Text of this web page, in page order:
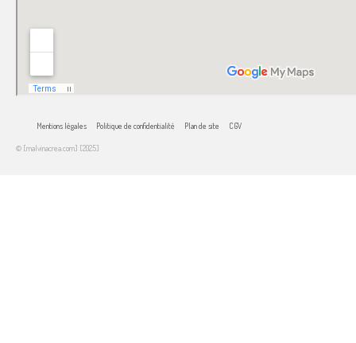
Mentions légales Politique de confidentialité Plan de site CGV
© [malvinacrea.com] [2025]